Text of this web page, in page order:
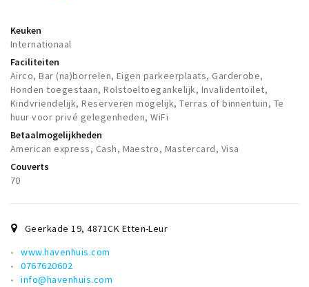
Keuken
Internationaal
Faciliteiten
Airco, Bar (na)borrelen, Eigen parkeerplaats, Garderobe,
Honden toegestaan, Rolstoeltoegankelijk, Invalidentoilet,
Kindvriendelijk, Reserveren mogelijk, Terras of binnentuin, Te
huur voor privé gelegenheden, WiFi
Betaalmogelijkheden
American express, Cash, Maestro, Mastercard, Visa
Couverts
70
Geerkade 19,4871CK Etten-Leur
www.havenhuis.com
0767620602
info@havenhuis.com